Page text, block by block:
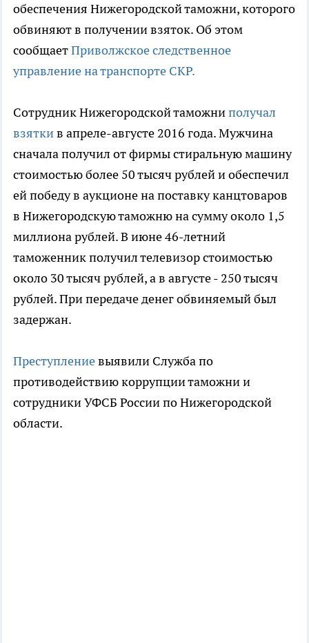
обеспечения Нижегородской таможни, которого
обвиняют в получении взяток. Об этом
сообщаетПриволжское следственное
управление на транспорте СКР.
Сотрудник Нижегородской таможниполучал
взяткив апреле-августе 2016 года. Мужчина
сначала получил от фирмы стиральную машину
стоимостью более 50 тысяч рублей и обеспечил
ей победу в аукционе на поставку канцтоваров
в Нижегородскую таможню на сумму около 1,5
миллиона рублей. В июне 46-летний
таможенник получил телевизор стоимостью
около 30 тысяч рублей, а в августе - 250 тысяч
рублей. При передаче денег обвиняемый был
задержан.
Преступлениевыявили Служба по
противодействию коррупции таможни и
сотрудники УФСБ России по Нижегородской
области.